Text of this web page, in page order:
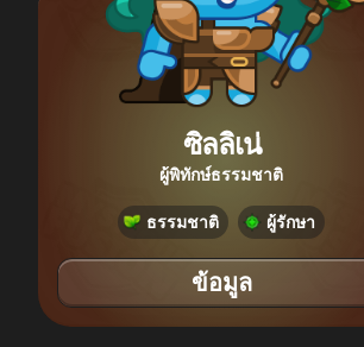
ซิลลิเน่
ผู้พิทักษ์ธรรมชาติ
ธรรมชาติ ผู้รักษา
ข้อมูล